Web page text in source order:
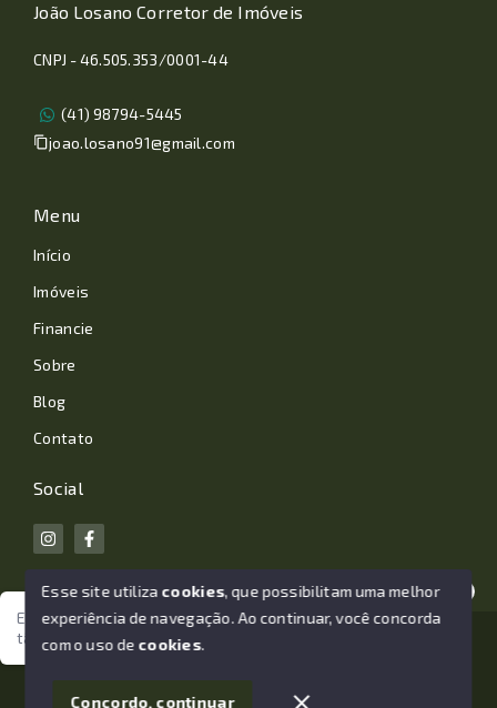
Estamos aqui para te ajudar. Vamos juntos nessa jornada
tão importante da sua vida?
João Losano Corretor de Imóveis
CNPJ - 46.505.353/0001-44
(41) 98794-5445
joao.losano91@gmail.com
Menu
Início
Imóveis
Financie
Sobre
Blog
Contato
Social
© Copyright 2026 - João Losano Corretor de Imóveis -
Esse site utiliza cookies, que possibilitam uma melhor
experiência de navegação.Ao continuar, você concorda
com o uso de cookies.
Concordo, continuar